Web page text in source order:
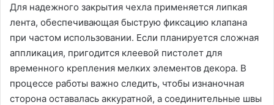
Для надежного закрытия чехла применяется липкая
лента, обеспечивающая быструю фиксацию клапана
при частом использовании. Если планируется сложная
аппликация, пригодится клеевой пистолет для
временного крепления мелких элементов декора. В
процессе работы важно следить, чтобы изнаночная
сторона оставалась аккуратной, а соединительные швы